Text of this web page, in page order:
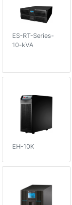
ES-RT-Series-
10-kVA
EH-10K